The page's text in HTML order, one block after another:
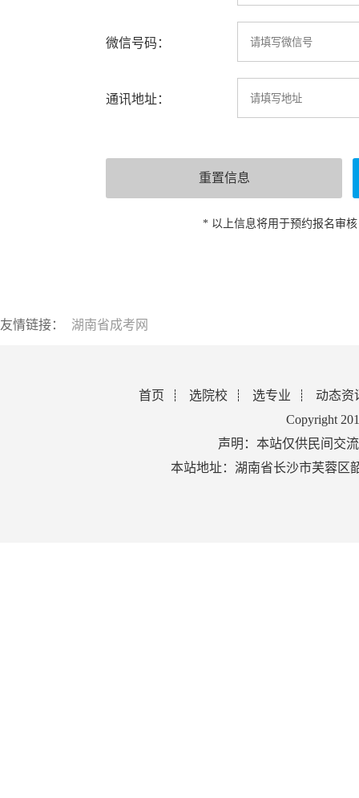
微信号码：
通讯地址：
* 以上信息将用于预约报名审
友情链接： 湖南省成考网
首页 选院校 选专业
动态资
Copyright
声明：本站仅供民间交
本站地址：湖南省长沙市芙蓉区